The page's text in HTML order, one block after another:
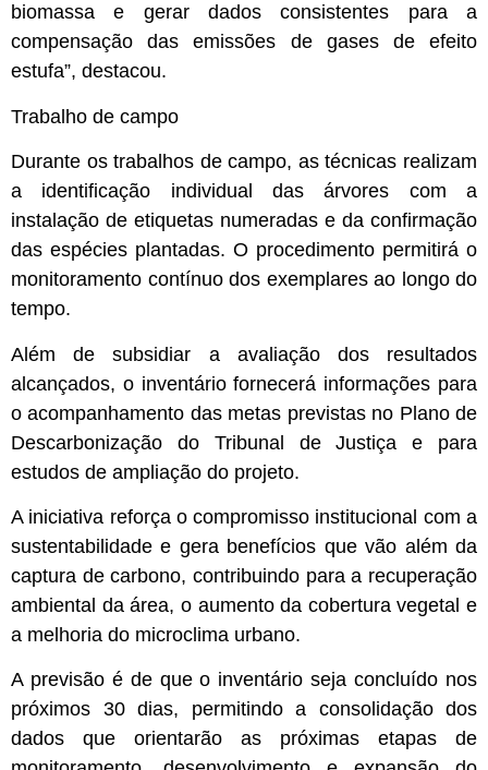
biomassa e gerar dados consistentes para a
compensação das emissões de gases de efeito
estufa”, destacou.
Trabalho de campo
Durante os trabalhos de campo, as técnicas realizam
a identificação individual das árvores com a
instalação de etiquetas numeradas e da confirmação
das espécies plantadas. O procedimento permitirá o
monitoramento contínuo dos exemplares ao longo do
tempo.
Além de subsidiar a avaliação dos resultados
alcançados, o inventário fornecerá informações para
o acompanhamento das metas previstas no Plano de
Descarbonização do Tribunal de Justiça e para
estudos de ampliação do projeto.
A iniciativa reforça o compromisso institucional com a
sustentabilidade e gera benefícios que vão além da
captura de carbono, contribuindo para a recuperação
ambiental da área, o aumento da cobertura vegetal e
a melhoria do microclima urbano.
A previsão é de que o inventário seja concluído nos
próximos 30 dias, permitindo a consolidação dos
dados que orientarão as próximas etapas de